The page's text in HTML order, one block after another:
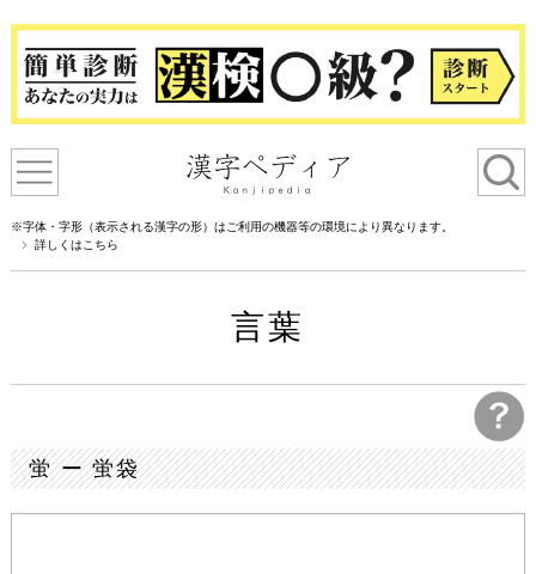
※字体・字形（表示される漢字の形）はご利用の機器等の環境により異なります。
詳しくはこちら
言葉
蛍 ー 蛍袋